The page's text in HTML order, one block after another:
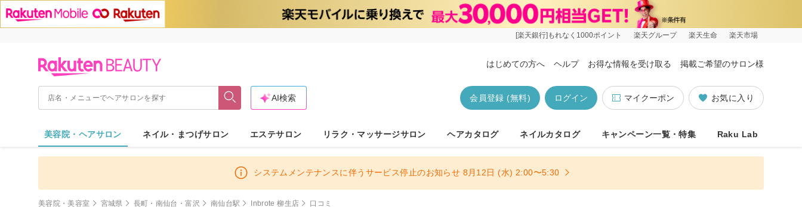
[楽天銀行]もれなく1000ポイント 楽天グループ 楽天生命 楽天市場
はじめての方へ ヘルプ お得な情報を受け取る 掲載ご希望のサロン様
お気に入り
マイクーポン
ログイン
会員登録 (無料)
AI検索
美容院・ヘアサロン ネイル・まつげサロン エステサロン リラク・マッサージサロン ヘアカタログ ネイルカタログ キャンペーン一覧・特集 Raku Lab
システムメンテナンスに伴うサービス停止のお知らせ 8月12日 (水) 2:00〜5:30
美容院・美容室 宮城県 長町・南仙台・富沢 南仙台駅 Inbrote 柳生店 口コミ